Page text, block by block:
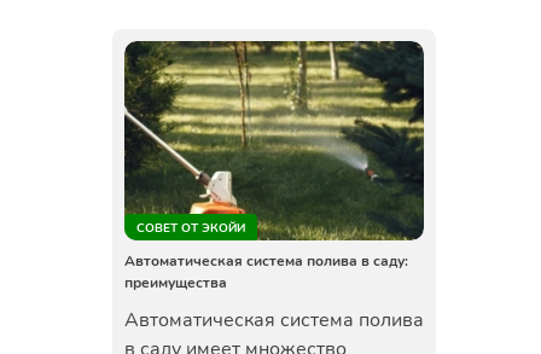
СОВЕТ ОТ ЭКОЙИ
Автоматическая система полива в саду:
преимущества
Автоматическая система полива